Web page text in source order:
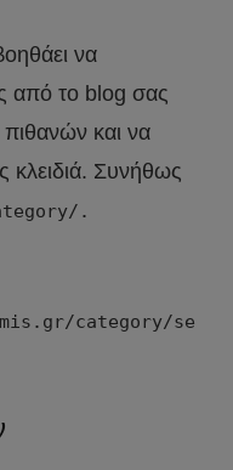
να
από το blog σας
και να
κλειδιά. Συνήθως
.
category/se